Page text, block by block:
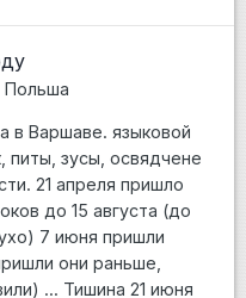
Польша
в Варшаве. языковой
питы, зусы, освядчене
21 апреля пришло
до 15 августа (до
7 июня пришли
они раньше,
... Тишина 21 июня